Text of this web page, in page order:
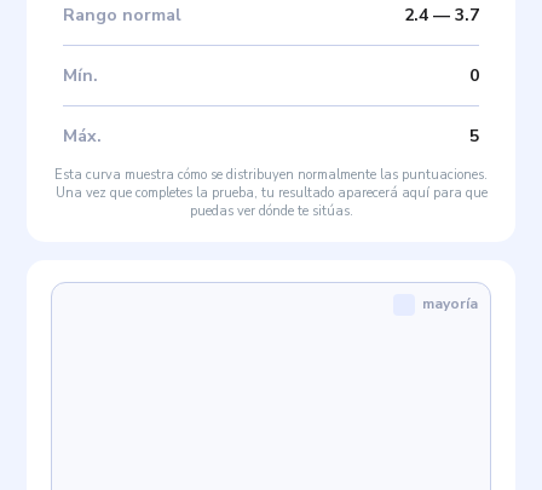
Rango normal 2.4— 3.7
Mín. 0
Máx. 5
Esta curva muestra cómo se distribuyen normalmente las puntuaciones.
Una vez que completes la prueba, tu resultado aparecerá aquí para que
puedas ver dónde te sitúas.
mayoría